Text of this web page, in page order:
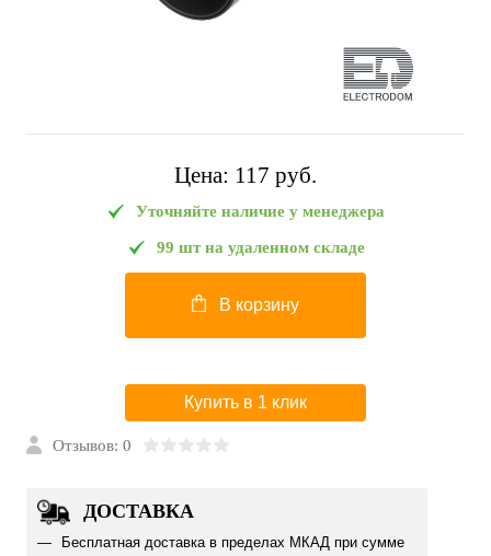
Цена: 117 pуб.
Уточняйте наличие у менеджера
99 шт на удаленном складе
В корзину
Купить в 1 клик
Отзывов: 0
ДОСТАВКА
Бесплатная доставка в пределах МКАД при сумме